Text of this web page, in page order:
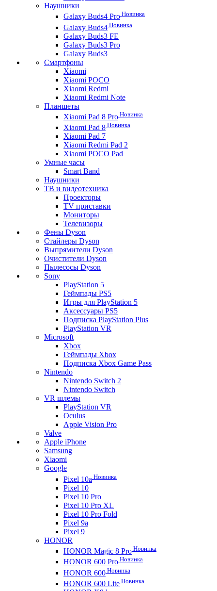
Наушники
Galaxy Buds4 Pro Новинка
Galaxy Buds4 Новинка
Galaxy Buds3 FE
Galaxy Buds3 Pro
Galaxy Buds3
Смартфоны
Xiaomi
Xiaomi POCO
Xiaomi Redmi
Xiaomi Redmi Note
Планшеты
Xiaomi Pad 8 Pro Новинка
Xiaomi Pad 8 Новинка
Xiaomi Pad 7
Xiaomi Redmi Pad 2
Xiaomi POCO Pad
Умные часы
Smart Band
Наушники
ТВ и видеотехника
Проекторы
TV приставки
Мониторы
Телевизоры
Фены Dyson
Стайлеры Dyson
Выпрямители Dyson
Очистители Dyson
Пылесосы Dyson
Sony
PlayStation 5
Геймпады PS5
Игры для PlayStation 5
Аксессуары PS5
Подписка PlayStation Plus
PlayStation VR
Microsoft
Xbox
Геймпады Xbox
Подписка Xbox Game Pass
Nintendo
Nintendo Switch 2
Nintendo Switch
VR шлемы
PlayStation VR
Oculus
Apple Vision Pro
Valve
Apple iPhone
Samsung
Xiaomi
Google
Pixel 10a Новинка
Pixel 10
Pixel 10 Pro
Pixel 10 Pro XL
Pixel 10 Pro Fold
Pixel 9a
Pixel 9
HONOR
HONOR Magic 8 Pro Новинка
HONOR 600 Pro Новинка
HONOR 600 Новинка
HONOR 600 Lite Новинка